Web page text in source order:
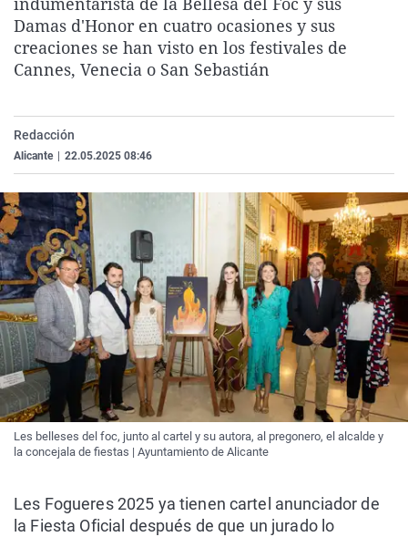
La rosa de los vientos
Gente viajera
Como el perro y el
Caso
Retornados
Equipo de
Extremadura
Galicia
La Rioja
Virales
Televisión
Elecciones
Damas d'Honor en cuatro ocasiones y sus
creaciones se han visto en los festivales de
Cannes, Venecia o San Sebastián
Redacción
Alicante 22.05.2025 08:46
Les belleses del foc, junto al cartel y su autora, al pregonero, el alcalde y
la concejala de fiestas | Ayuntamiento de Alicante
Les Fogueres 2025 ya tienen cartel anunciador de
la Fiesta Oficial después de que un jurado lo